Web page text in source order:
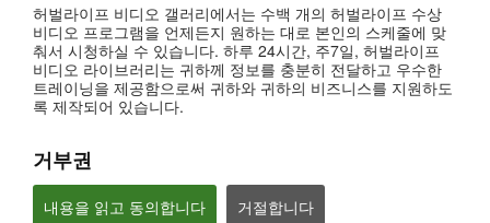
허벌라이프 비디오 갤러리에서는 수백 개의 허벌라이프 수상
비디오 프로그램을 언제든지 원하는 대로 본인의 스케줄에 맞
춰서 시청하실 수 있습니다. 하루 24시간, 주7일, 허벌라이프
비디오 라이브러리는 귀하께 정보를 충분히 전달하고 우수한
트레이닝을 제공함으로써 귀하와 귀하의 비즈니스를 지원하도
록 제작되어 있습니다.
거부권
내용을 읽고 동의합니다 거절합니다
0:33
HL/Skin 10% 나이아신아마이드 세럼 (롱폼)